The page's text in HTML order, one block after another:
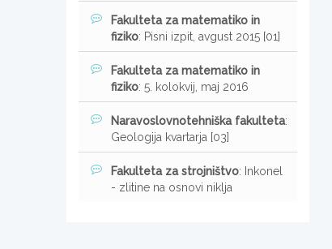
Fakulteta za matematiko in
fiziko: Pisni izpit, avgust 2015 [01]
Fakulteta za matematiko in
fiziko: 5. kolokvij, maj 2016
Naravoslovnotehniška fakulteta:
Geologija kvartarja [03]
Fakulteta za strojništvo: Inkonel
- zlitine na osnovi niklja